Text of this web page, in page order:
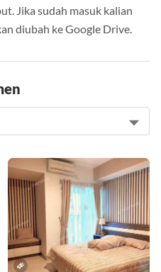
Jika sudah masuk kalian
diubah ke Google Drive.